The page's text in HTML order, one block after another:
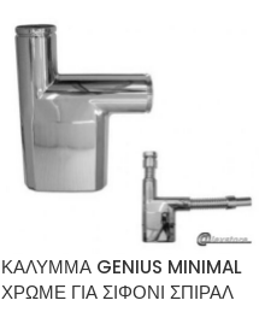
ΚΑΛΥΜΜΑ GENIUS MINIMAL
ΧΡΩΜΕ ΓΙΑ ΣΙΦΟΝΙ ΣΠΙΡΑΛ